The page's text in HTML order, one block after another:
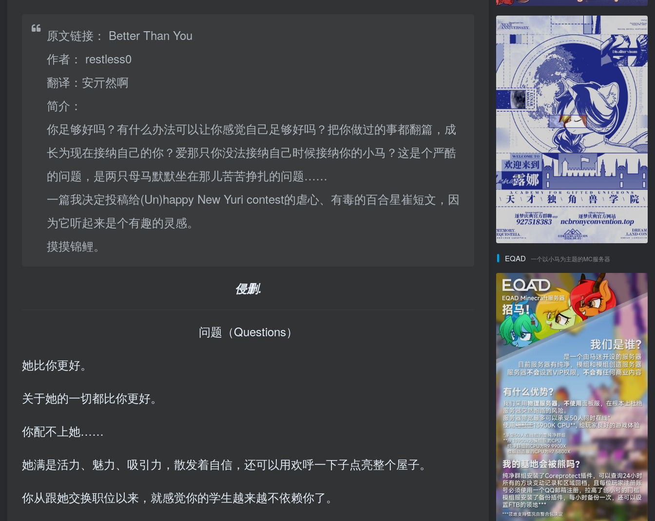
原文链接： Better Than You
作者： restless0
翻译：安亓然啊
简介：
你足够好吗？有什么办法可以让你感觉自己足够好吗？把你做过的事都翻篇，成
长为现在接纳自己的你？爱那只你没法接纳自己时候接纳你的小马？这是个严酷
的问题，是两只母马默默坐在那儿苦苦挣扎的问题……
一篇我决定投稿给(Un)happy New Yuri contest的虐心、有毒的百合星崔短文，因
为它听起来是个有趣的灵感。
摸摸锦鲤。
侵删.
问题（Questions）
她比你更好。
关于她的一切都比你更好。
你配不上她……
她满是活力、魅力、吸引力，散发着自信，还可以用欢呼一下子点亮整个屋子。
你从跟她交换职位以来，就感觉你的学生越来越不依赖你了。
EQAD 一个以小马为主题的MC服务器